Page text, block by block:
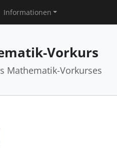
Informationen
Vorkurs
Mathematik-Vorkurses